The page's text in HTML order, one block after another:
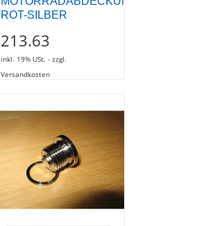
ROT-SILBER
213.63
inkl. 19% USt. - zzgl.
Versandkosten